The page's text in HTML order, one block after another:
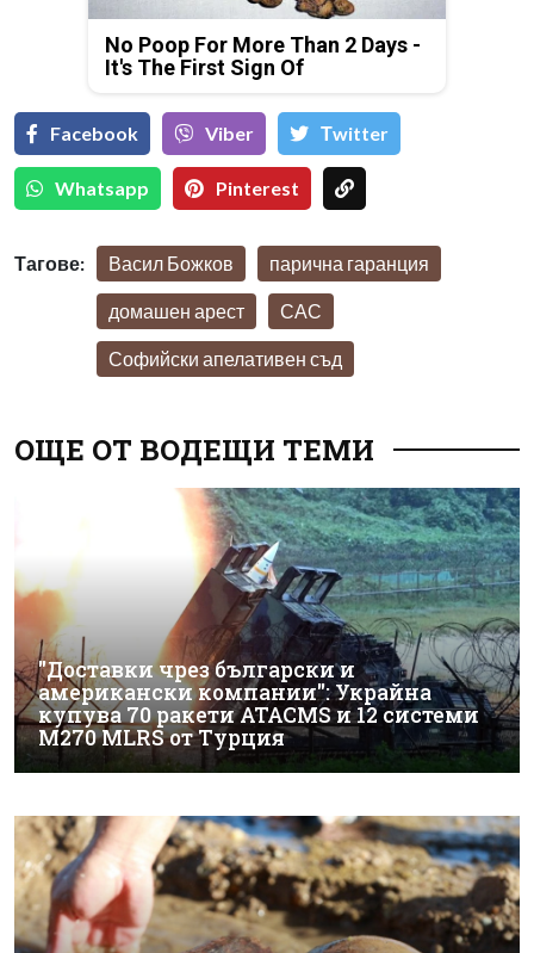
No Poop For More Than 2 Days -
It's The First Sign Of
Facebook Viber Тwitter
Whatsapp Pinterest
Тагове: Васил Божков парична гаранция
домашен арест САС
Софийски апелативен съд
ОЩЕ ОТ ВОДЕЩИ ТЕМИ
"Доставки чрез български и
американски компании": Украйна
купува 70 ракети ATACMS и 12 системи
M270 MLRS от Турция